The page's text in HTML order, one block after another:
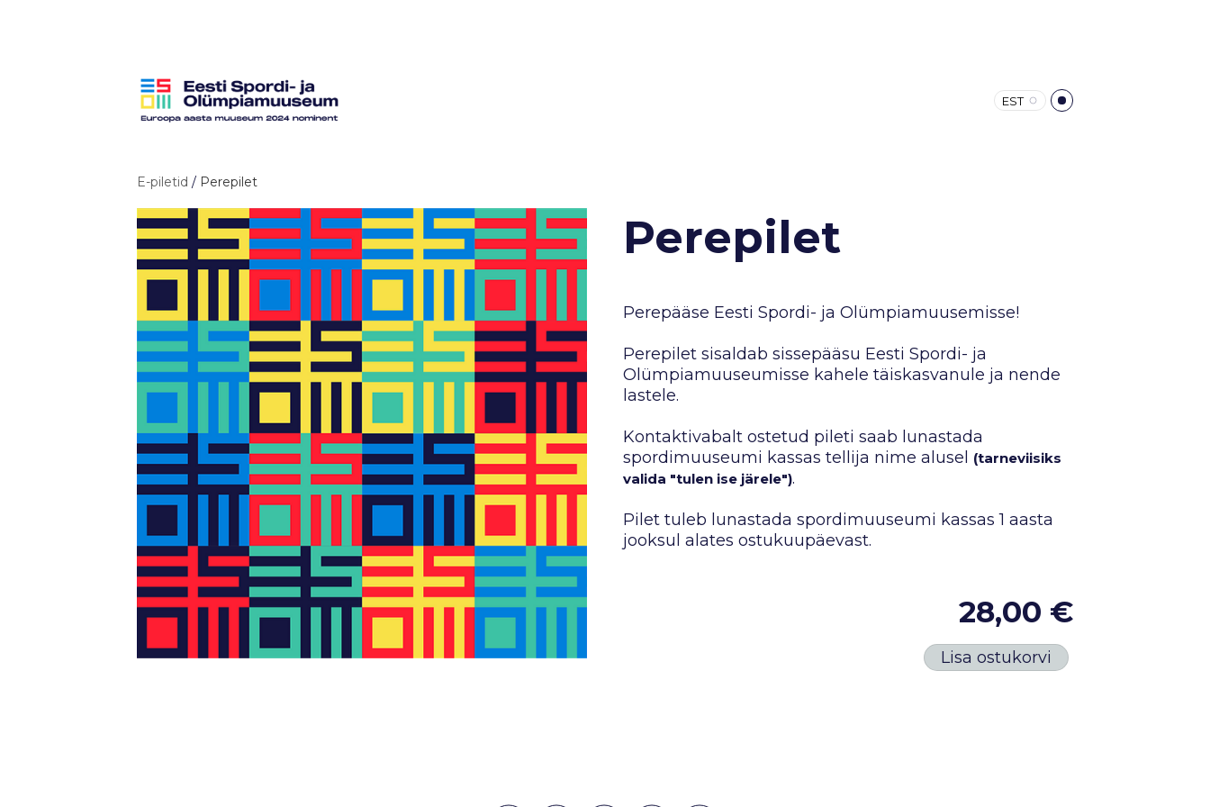
EST
E-piletid / Perepilet
Perepilet
Perepääse Eesti Spordi- ja Olümpiamuusemisse!
Perepilet sisaldab sissepääsu Eesti Spordi- ja
Olümpiamuuseumisse kahele täiskasvanule ja nende
lastele.
Kontaktivabalt ostetud pileti saab lunastada
spordimuuseumi kassas tellija nime alusel
(tarneviisiks
valida "tulen ise järele").
Pilet tuleb lunastada spordimuuseumi kassas 1 aasta
jooksul alates ostukuupäevast.
28,00 €
Lisa ostukorvi